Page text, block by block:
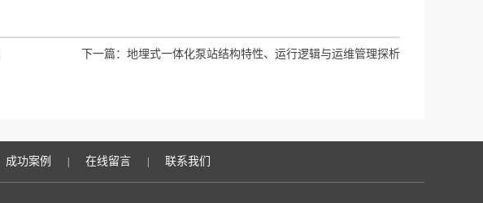
下一篇： 地埋式一体化泵站结构特性、运行逻辑与运维管理探析
成功案例 在线留言 联系我们